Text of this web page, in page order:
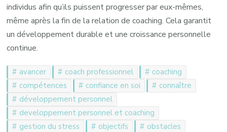
individus afin qu’ils puissent progresser par eux-mêmes,
même après la fin de la relation de coaching. Cela garantit
un développement durable et une croissance personnelle
continue.
avancer coach professionnel
coaching
compétences
confiance en soi
connaître
développement personnel
developpement personnel et coaching
gestion du stress
objectifs
obstacles